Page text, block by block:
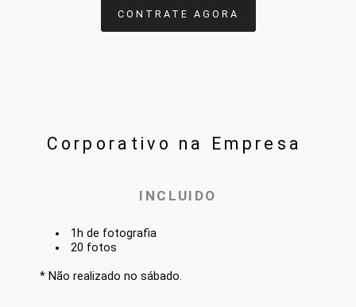
CONTRATE AGORA
Corporativo na Empresa
INCLUIDO
1h de fotografia
20 fotos
* Não realizado no sábado.